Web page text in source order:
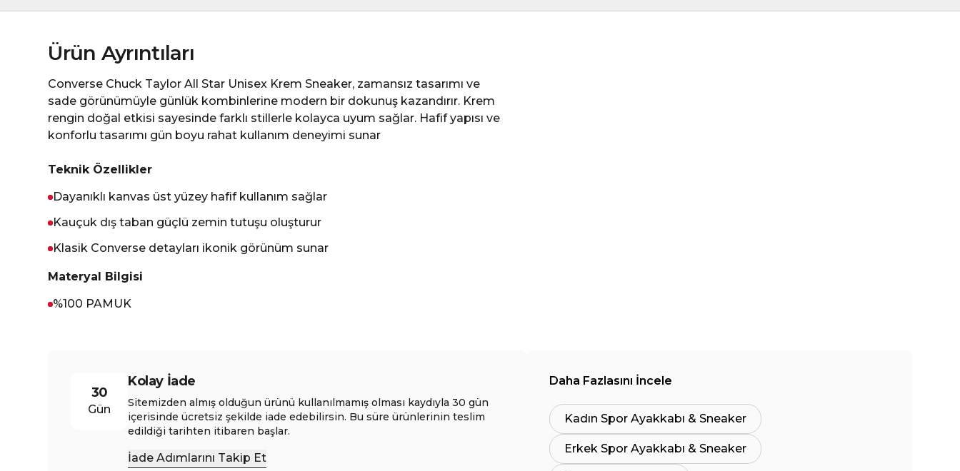
Ürün Ayrıntıları
Converse Chuck Taylor All Star Unisex Krem Sneaker, zamansız tasarımı ve
sade görünümüyle günlük kombinlerine modern bir dokunuş kazandırır. Krem
rengin doğal etkisi sayesinde farklı stillerle kolayca uyum sağlar. Hafif yapısı ve
konforlu tasarımı gün boyu rahat kullanım deneyimi sunar
Teknik Özellikler
Dayanıklı kanvas üst yüzey hafif kullanım sağlar
Kauçuk dış taban güçlü zemin tutuşu oluşturur
Klasik Converse detayları ikonik görünüm sunar
Materyal Bilgisi
%100 PAMUK
30
Gün
Kolay İade
Sitemizden almış olduğun ürünü kullanılmamış olması kaydıyla 30 gün
içerisinde ücretsiz şekilde iade edebilirsin. Bu süre ürünlerinin teslim
edildiği tarihten itibaren başlar.
İade Adımlarını Takip Et
Daha Fazlasını İncele
Kadın Spor Ayakkabı & Sneaker
Erkek Spor Ayakkabı & Sneaker